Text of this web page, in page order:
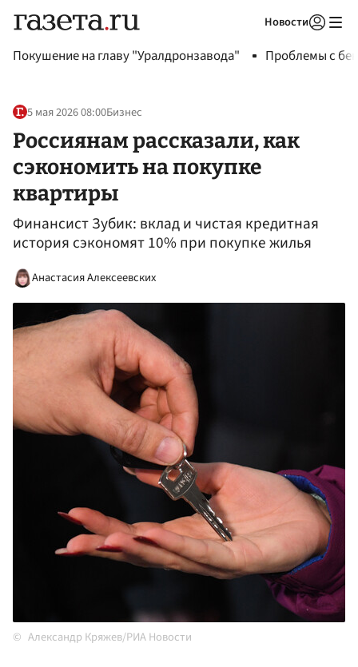
Новости
Покушение на главу "Уралдронзавода" Проблемы с
5 мая 2026 08:00Бизнес
Россиянам рассказали, как
сэкономить на покупке
квартиры
Финансист Зубик: вклад и чистая кредитная
история сэкономят 10% при покупке жилья
Анастасия Алексеевских
Александр Кряжев/РИА Новости